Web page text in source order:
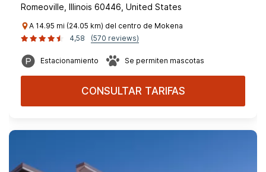
Romeoville, Illinois 60446, United States
A 14.95 mi (24.05 km) del centro de Mokena
4,58
(570 reviews)
Estacionamiento Se permiten mascotas
CONSULTAR TARIFAS